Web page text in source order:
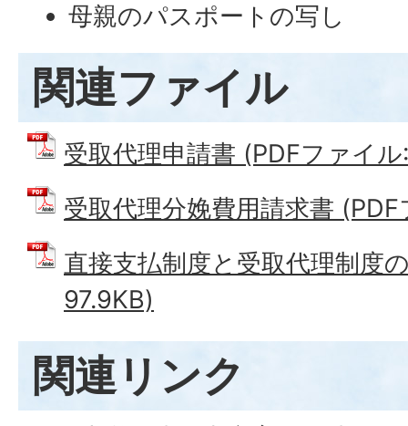
母親のパスポートの写し
関連ファイル
受取代理申請書 (PDFファイル
受取代理分娩費用請求書
直接支払制度と受取代理制度
97.9KB)
関連リンク